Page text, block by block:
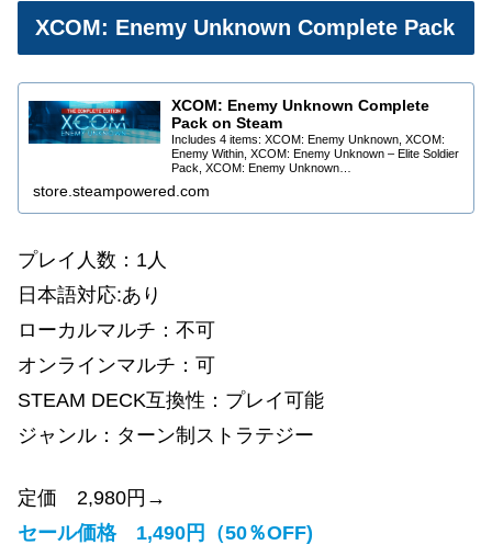
XCOM: Enemy Unknown Complete Pack
XCOM: Enemy Unknown Complete
Pack on Steam
Includes 4 items: XCOM: Enemy Unknown, XCOM:
Enemy Within, XCOM: Enemy Unknown – Elite Soldier
Pack, XCOM: Enemy Unknown…
store.steampowered.com
プレイ人数：1人
日本語対応:あり
ローカルマルチ：不可
オンラインマルチ：可
STEAM DECK互換性：プレイ可能
ジャンル： ターン制ストラテジー
定価 2,980円→
セール価格 1,490円（50％OFF)